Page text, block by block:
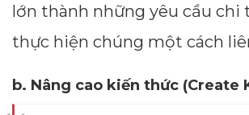
lớn thành những yêu cầu chi
thực hiện chúng một cách
b. Nâng cao kiến thức (Create